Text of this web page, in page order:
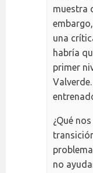
muestra
una
habría
primer
¿Qué
no